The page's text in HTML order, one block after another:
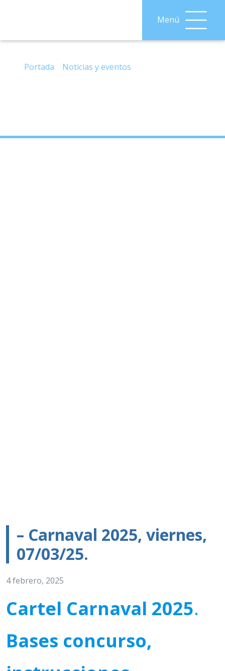
Menú
Portada Noticias y eventos
– Carnaval 2025, viernes,
07/03/25.
4 febrero, 2025
Cartel Carnaval 2025.
Bases concurso,